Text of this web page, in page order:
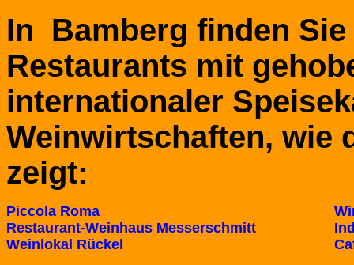
In Bamberg finden
Restaurants mit
internationaler
Weinwirtschaften, wie
zeigt:
Piccola Roma
Restaurant-Weinhaus Messerschmitt
Weinlokal Rückel